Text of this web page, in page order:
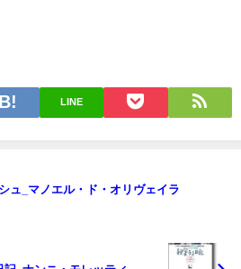
LINE
ュ_マノエル・ド・オリヴェイラ